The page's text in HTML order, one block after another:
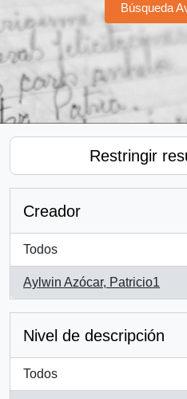
Búsqueda
Restringir
Creador
Todos
Aylwin Azócar, Patricio1
, 11 resultados
Nivel de descripción
Todos